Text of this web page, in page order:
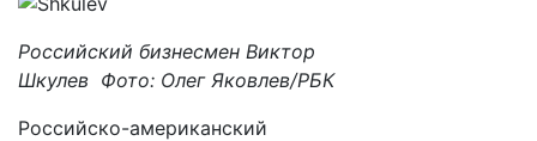
Российский бизнесмен Виктор
Шкулев Фото: Олег Яковлев/РБК
​​Российско-американский